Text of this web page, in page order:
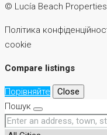
© Lucía Beach
Політика
cookie
Compare listings
Порівняйте
Close
Пошук